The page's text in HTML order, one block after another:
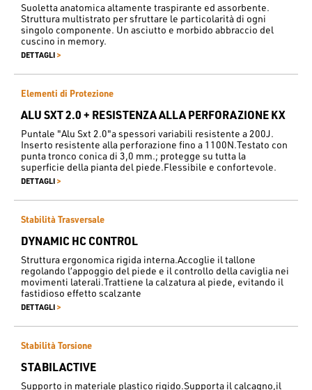
Suoletta anatomica altamente traspirante ed assorbente.
Struttura multistrato per sfruttare le particolarità di ogni
singolo componente. Un asciutto e morbido abbraccio del
cuscino in memory.
DETTAGLI >
Elementi di Protezione
ALU SXT 2.0 + RESISTENZA ALLA PERFORAZIONE KX
Puntale "Alu Sxt 2.0"a spessori variabili resistente a 200J.
Inserto resistente alla perforazione fino a 1100N.Testato con
punta tronco conica di 3,0 mm.; protegge su tutta la
superficie della pianta del piede.Flessibile e confortevole.
DETTAGLI >
Stabilità Trasversale
DYNAMIC HC CONTROL
Struttura ergonomica rigida interna.Accoglie il tallone
regolando l’appoggio del piede e il controllo della caviglia nei
movimenti laterali.Trattiene la calzatura al piede, evitando il
fastidioso effetto scalzante
DETTAGLI >
Stabilità Torsione
STABILACTIVE
Supporto in materiale plastico rigido.Supporta il calcagno,il